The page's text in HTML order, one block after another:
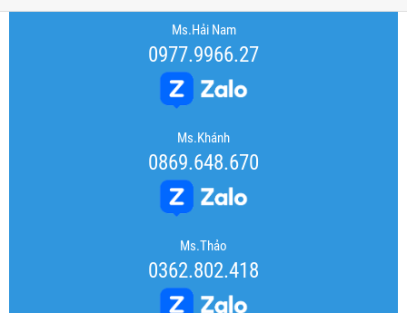
Ms.Hải Nam
0977.9966.27
Ms.Khánh
0869.648.670
Ms.Thảo
0362.802.418